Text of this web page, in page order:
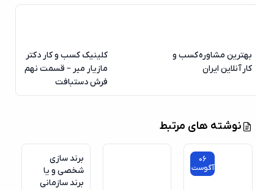
بهترین مشاوره کسب و
کار آنلاین ایران
کلینیک کسب و کار دکتر
مازیار میر – قسمت نهم
فرش دستبافت
نوشته های مرتبط
آگوست
برند سازی
شخصی و یا
برند سازمانی